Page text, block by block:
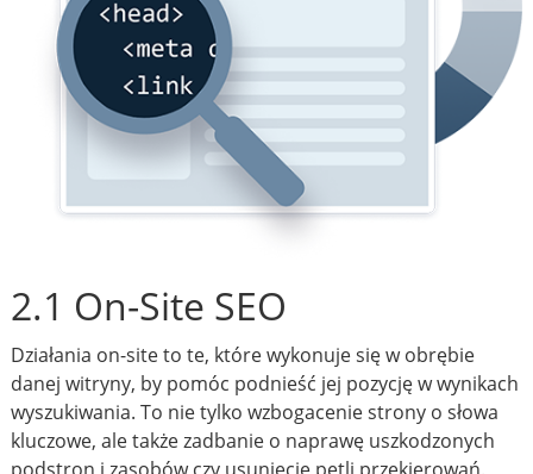
2.1 On-Site SEO
Działania on-site to te, które wykonuje się w obrębie
danej witryny, by pomóc podnieść jej pozycję w wynikach
wyszukiwania. To nie tylko wzbogacenie strony o słowa
kluczowe, ale także zadbanie o naprawę uszkodzonych
podstron i zasobów czy usunięcie pętli przekierowań.